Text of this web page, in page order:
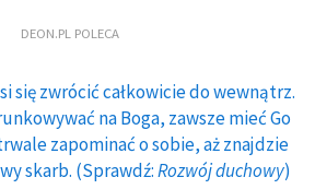
DEON.PL POLECA
się zwrócić całkowicie do wewnątrz.
na Boga, zawsze mieć Go
zapominać o sobie, aż znajdzie
skarb. (Sprawdź:Rozwój duchowy)